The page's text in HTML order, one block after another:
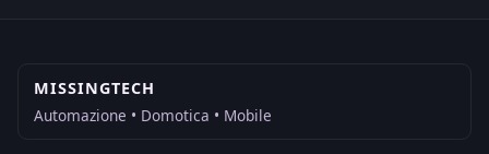
MISSINGTECH
Automazione • Domotica • Mobile